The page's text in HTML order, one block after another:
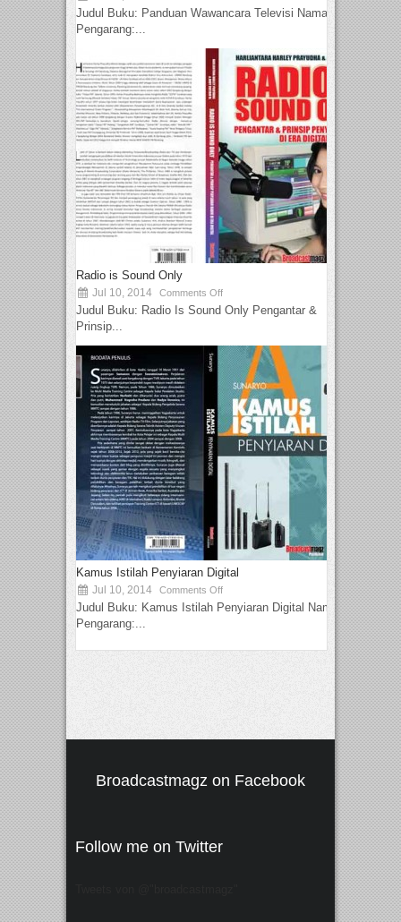
Judul Buku: Panduan Wawancara Televisi Nama
Pengarang:...
Radio is Sound Only
Jul 10, 2014 Comments Off
Judul Buku: Radio Is Sound Only Pengantar &
Prinsip...
Kamus Istilah Penyiaran Digital
Jul 10, 2014 Comments Off
Judul Buku: Kamus Istilah Penyiaran Digital Nama
Pengarang:...
Broadcastmagz on Facebook
Follow me on Twitter